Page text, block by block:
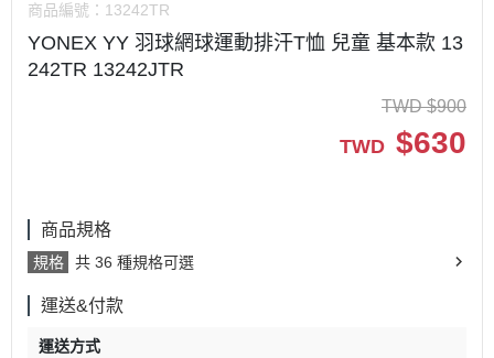
商品編號： 13242TR
YONEX YY 羽球網球運動排汗T恤 兒童 基本款 13
242TR 13242JTR
TWD $900
TWD $630
商品規格
規格 共 36 種規格可選
運送&付款
運送方式